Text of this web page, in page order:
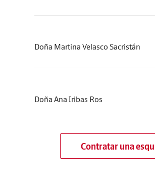
Doña Martina Velasco Sacristán
Doña Ana Iribas Ros
Contratar una